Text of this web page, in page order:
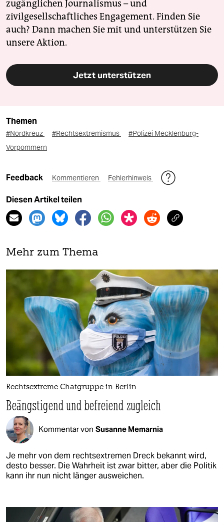
zugänglichen Journalismus – und
zivilgesellschaftliches Engagement. Finden Sie
auch? Dann machen Sie mit und unterstützen Sie
unsere Aktion.
Jetzt unterstützen
Themen
#Nordkreuz #Rechtsextremismus
#Polizei Mecklenburg-
Vorpommern
Feedback Kommentieren Fehlerhinweis
Diesen Artikel teilen
Mehr zum Thema
Rechtsextreme Chatgruppe in Berlin
Beängstigend und befreiend zugleich
Kommentar von Susanne Memarnia
Je mehr von dem rechtsextremen Dreck bekannt wird,
desto besser. Die Wahrheit ist zwar bitter, aber die Politik
kann ihr nun nicht länger ausweichen.